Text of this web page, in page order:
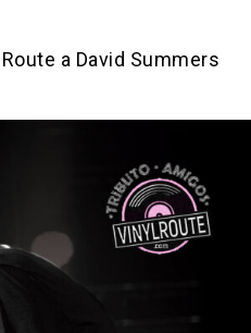
a David Summers